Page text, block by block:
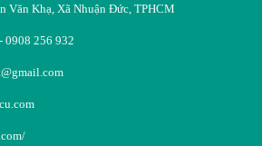
Văn Khạ, Xã Nhuận Đức, TPHCM
0908 256 932